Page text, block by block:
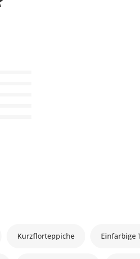
Kurzflorteppiche Einfarbige